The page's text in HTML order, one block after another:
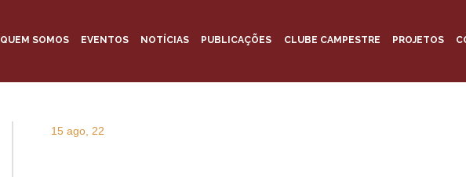
QUEM SOMOS EVENTOS NOTÍCIAS PUBLICAÇÕES CLUBE CAMPESTRE PROJETOS
15 ago, 22